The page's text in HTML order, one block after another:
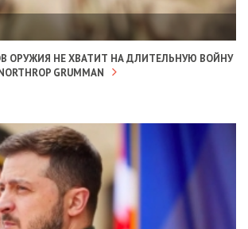
ОРУЖИЯ НЕ ХВАТИТ НА ДЛИТЕЛЬНУЮ ВОЙНУ
GRUMMAN